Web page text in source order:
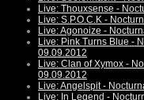
Live: Thouxsense -
Live: S.P.O.C.K -
Live: Agonoize -
Live: Pink Turns Blue -
09.09.2012
Live: Clan of Xymox -
09.09.2012
Live: Angelspit -
Live: In Legend -